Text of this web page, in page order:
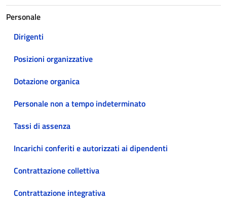
Personale
Dirigenti
Posizioni organizzative
Dotazione organica
Personale non a tempo indeterminato
Tassi di assenza
Incarichi conferiti e autorizzati ai dipendenti
Contrattazione collettiva
Contrattazione integrativa